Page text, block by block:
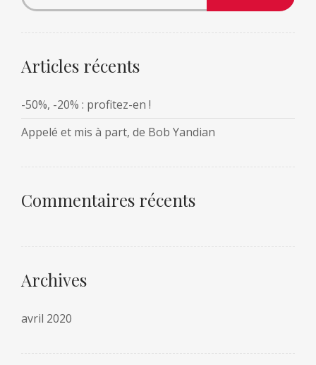
Articles récents
-50%, -20% : profitez-en !
Appelé et mis à part, de Bob Yandian
Commentaires récents
Archives
avril 2020